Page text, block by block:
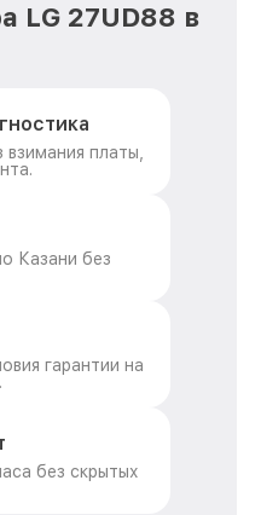
LG 27UD88 в
платы,
Казани без
гарантии на
без скрытых